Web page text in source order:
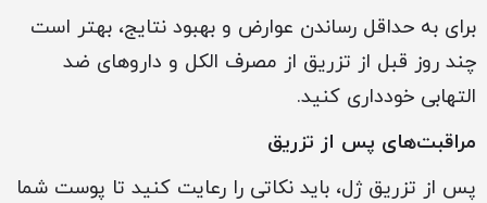
برای به حداقل رساندن عوارض و بهبود نتایج، بهتر است
چند روز قبل از تزریق از مصرف الکل و داروهای ضد
التهابی خودداری کنید.
مراقبت‌های پس از تزریق
پس از تزریق ژل، باید نکاتی را رعایت کنید تا پوست شما